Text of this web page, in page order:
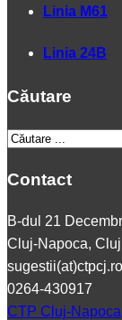
Linia M61
Linia 24B
Căutare
Contact
B-dul 21
Cluj-Napoca, Cluj
sugestii(at)ctpcj.ro
0264-430917
CTP Cluj-Napoca